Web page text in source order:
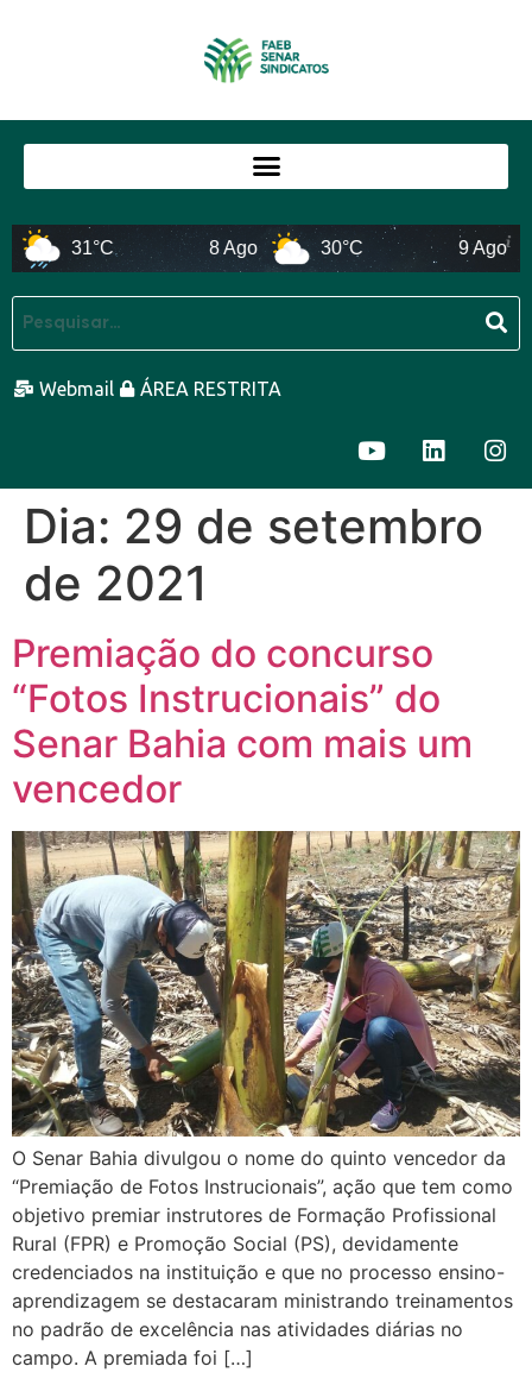
31°C 8 Ago 30°C 9 Ago
Webmail ÁREA RESTRITA
Dia: 29 de setembro
de 2021
Premiação do concurso
“Fotos Instrucionais” do
Senar Bahia com mais um
vencedor
O Senar Bahia divulgou o nome do quinto vencedor da
“Premiação de Fotos Instrucionais”, ação que tem como
objetivo premiar instrutores de Formação Profissional
Rural (FPR) e Promoção Social (PS), devidamente
credenciados na instituição e que no processo ensino-
aprendizagem se destacaram ministrando treinamentos
no padrão de excelência nas atividades diárias no
campo. A premiada foi […]